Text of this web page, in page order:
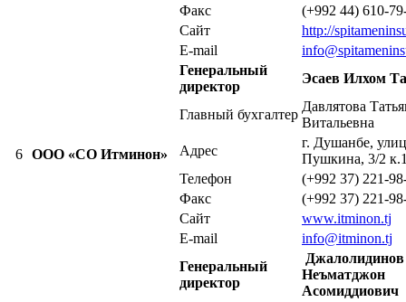
Факс
(+992 44) 610-
Сайт
http://
E-mail
6 ООО «СО Итминон»
Генеральный
директор
Эсаев Илхом
Главный бухгалтер
Давлятова
Витальевна
Адрес
г. Душанбе,
Пушкина, 3/2
Телефон
(+992 37) 221-
Факс
(+992 37) 221-
Сайт
www.itminon.tj
E-mail
info@itminon.tj
Генеральный
директор
Джалолидинов
Неъматджон
Асомиддиович